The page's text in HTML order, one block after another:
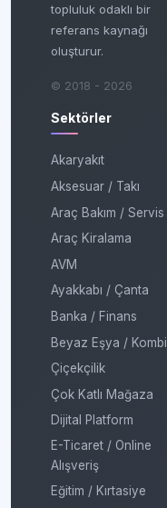
topluluk odaklı bir
referans kaynağı
oluşturur.
© 2018 - 2026
Sektörler
Akaryakıt
Aksesuar / Takı
Araç Bakım / Servis
Araç Kiralama
AVM
Ayakkabı / Çanta
Banka / Finans
Beyaz Eşya / Kombi
Çiçekçilik
Çok Katlı Mağaza
Dijital Platform
E-Ticaret / Online
Alışveriş
Eğitim / Kırtasiye